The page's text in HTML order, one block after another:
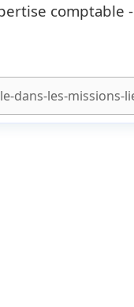
comptable -